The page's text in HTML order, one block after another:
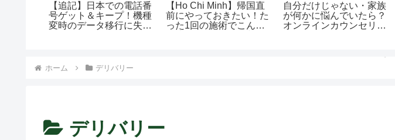
【追記】日本での電話番
号ゲット＆キープ！機種
変時のデータ移行に失敗
【Ho Chi Minh】帰国直
前にやっておきたい！た
った1回の施術でこんな
自分だけじゃない・家族
が何かに悩んでいたら？
オンラインカウンセリン
ホーム デリバリー
デリバリー